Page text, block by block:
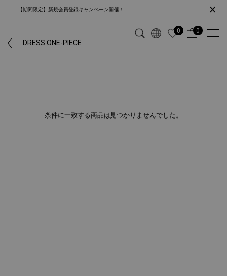
【期間限定】新規会員登録キャンペーン開催！ ×
DRESS ONE-PIECE
0 0
条件に一致する商品は見つかりませんでした。